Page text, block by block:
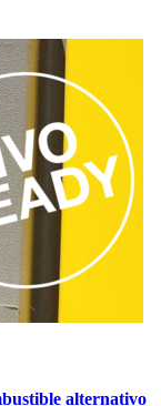
alternativo